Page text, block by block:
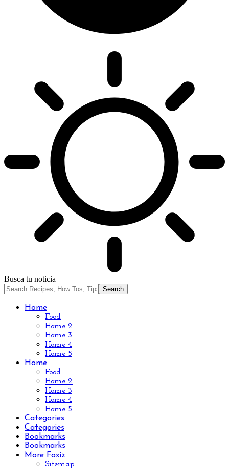
Busca tu noticia
Home
Food
Home 2
Home 3
Home 4
Home 5
Home
Food
Home 2
Home 3
Home 4
Home 5
Categories
Categories
Bookmarks
Bookmarks
More Foxiz
Sitemap